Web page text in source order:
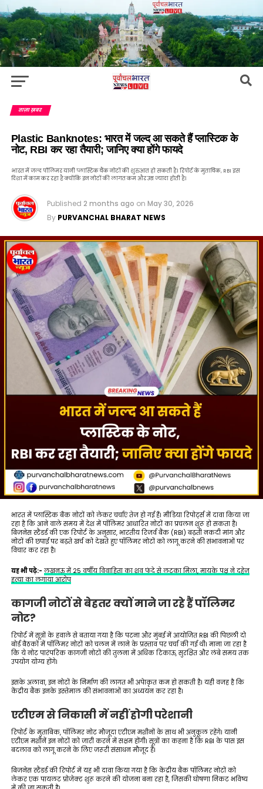
ताज़ा ख़बर
Plastic Banknotes: भारत में जल्द आ सकते हैं प्लास्टिक के
नोट, RBI कर रहा तैयारी; जानिए क्या होंगे फायदे
भारत में जल्द पॉलिमर यानी प्लास्टिक बैंक नोटों की शुरुआत हो सकती है। रिपोर्ट के मुताबिक, RBI इस
दिशा में काम कर रहा है क्योंकि इन नोटों की लागत कम और उम्र ज्यादा होती है।
Published 2 months ago on May 30, 2026
By PURVANCHAL BHARAT NEWS
भारत में प्लास्टिक बैंक नोटों को लेकर चर्चाएं तेज हो गई हैं। मीडिया रिपोर्ट्स में दावा किया जा
रहा है कि आने वाले समय में देश में पॉलिमर आधारित नोटों का प्रचलन शुरू हो सकता है।
बिजनेस स्टैंडर्ड की एक रिपोर्ट के अनुसार, भारतीय रिजर्व बैंक (RBI) बढ़ती नकदी मांग और
नोटों की छपाई पर बढ़ते खर्च को देखते हुए पॉलिमर नोटों को लागू करने की संभावनाओं पर
विचार कर रहा है।
यह भी पढ़े:- लखनऊ में 25 वर्षीय विवाहिता का शव फंदे से लटका मिला, मायके पक्ष ने दहेज
हत्या का लगाया आरोप
कागजी नोटों से बेहतर क्यों माने जा रहे हैं पॉलिमर
नोट?
रिपोर्ट में सूत्रों के हवाले से बताया गया है कि पटना और मुंबई में आयोजित RBI की पिछली दो
बोर्ड बैठकों में पॉलिमर नोटों को चलन में लाने के प्रस्ताव पर चर्चा की गई थी। माना जा रहा है
कि ये नोट पारंपरिक कागजी नोटों की तुलना में अधिक टिकाऊ, सुरक्षित और लंबे समय तक
उपयोग योग्य होंगे।
इसके अलावा, इन नोटों के निर्माण की लागत भी अपेाकृत कम हो सकती है। यही वजह है कि
केंद्रीय बैंक इनके इस्तेमाल की संभावनाओं का अध्ययन कर रहा है।
एटीएम से निकासी में नहीं होगी परेशानी
रिपोर्ट के मुताबिक, पॉलिमर नोट मौजूदा एटीएम मशीनों के साथ भी अनुकूल रहेंगे। यानी
एटीएम मशीनें इन नोटों को जारी करने में सक्षम होंगी। सूत्रों का कहना है कि RBI के पास इस
बदलाव को लागू करने के लिए जरूरी संसाधन मौजूद हैं।
बिजनेस स्टैंडर्ड की रिपोर्ट में यह भी दावा किया गया है कि केंद्रीय बैंक पॉलिमर नोटों को
लेकर एक पायलट प्रोजेक्ट शुरू करने की योजना बना रहा है, जिसकी घोषणा निकट भविष्य